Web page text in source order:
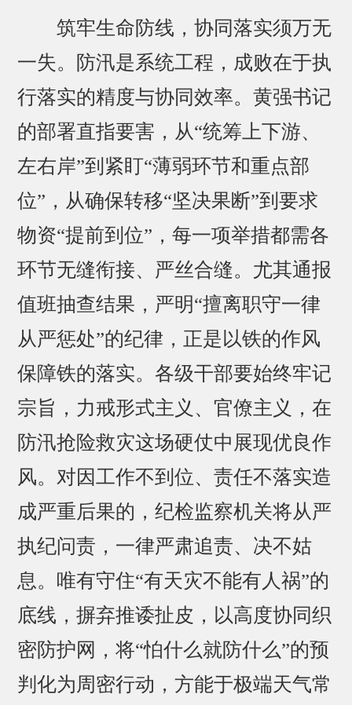
筑牢生命防线，协同落实须万无
一失。防汛是系统工程，成败在于执
行落实的精度与协同效率。黄强书记
的部署直指要害，从“统筹上下游、
左右岸”到紧盯“薄弱环节和重点部
位”，从确保转移“坚决果断”到要求
物资“提前到位”，每一项举措都需各
环节无缝衔接、严丝合缝。尤其通报
值班抽查结果，严明“擅离职守一律
从严惩处”的纪律，正是以铁的作风
保障铁的落实。各级干部要始终牢记
宗旨，力戒形式主义、官僚主义，在
防汛抢险救灾这场硬仗中展现优良作
风。对因工作不到位、责任不落实造
成严重后果的，纪检监察机关将从严
执纪问责，一律严肃追责、决不姑
息。唯有守住“有天灾不能有人祸”的
底线，摒弃推诿扯皮，以高度协同织
密防护网，将“怕什么就防什么”的预
判化为周密行动，方能于极端天气常